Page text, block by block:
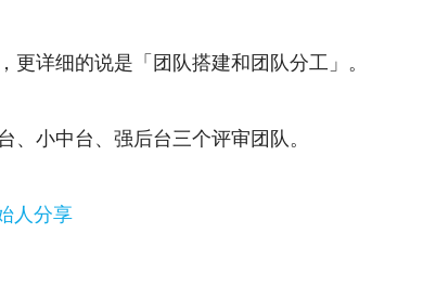
详细的说是「团队搭建和团队分工」。
小中台、强后台三个评审团队。